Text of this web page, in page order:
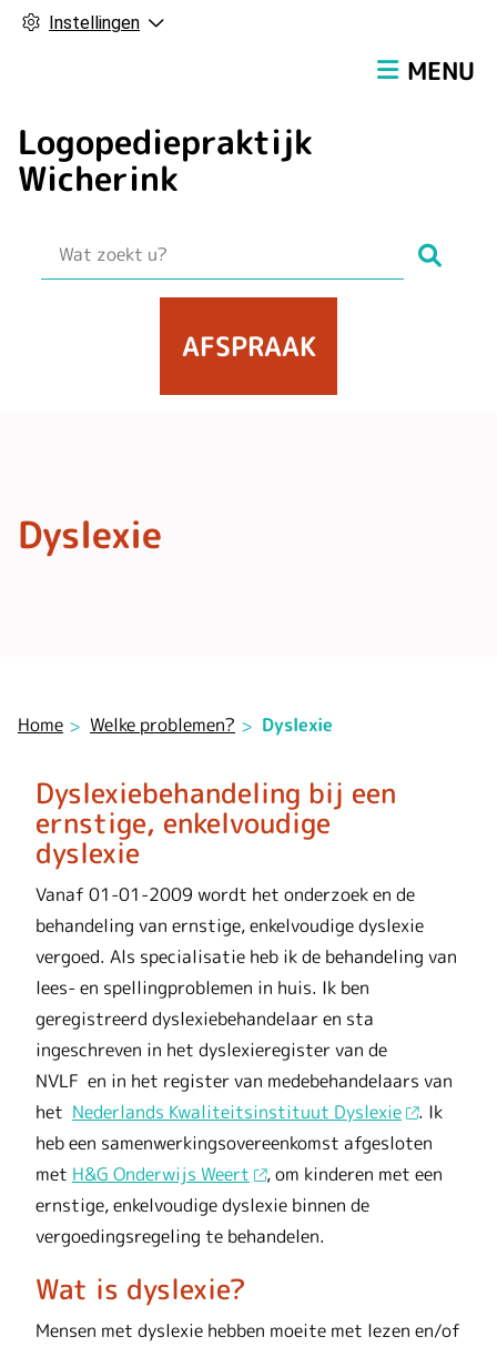
Instellingen
Logopediepraktijk
Wicherink
MENU
AFSPRAAK
Home Welke problemen? Dyslexie
Dyslexie
Dyslexiebehandeling bij een
ernstige, enkelvoudige
dyslexie
Vanaf 01-01-2009 wordt het onderzoek en de
behandeling van ernstige, enkelvoudige dyslexie
vergoed. Als specialisatie heb ik de behandeling van
lees- en spellingproblemen in huis. Ik ben
geregistreerd dyslexiebehandelaar en sta
ingeschreven in het dyslexieregister van de
NVLF en in het register van medebehandelaars van
het Nederlands Kwaliteitsinstituut Dyslexie
. Ik
heb een samenwerkingsovereenkomst afgesloten
met H&G Onderwijs Weert
, om kinderen met een
ernstige, enkelvoudige dyslexie binnen de
vergoedingsregeling te behandelen.
Wat is dyslexie?
Mensen met dyslexie hebben moeite met lezen en/of